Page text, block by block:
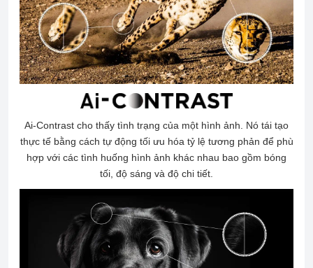
Ai-Contrast cho thấy tình trạng của một hình ảnh. Nó tái tạo
thực tế bằng cách tự động tối ưu hóa tỷ lệ tương phản để phù
hợp với các tình huống hình ảnh khác nhau bao gồm bóng
tối, độ sáng và độ chi tiết.